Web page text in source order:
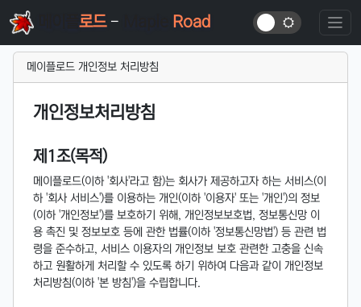
로드 - Road
메이플로드 개인정보 처리방침
개인정보처리방침
제1조(목적)
메이플로드(이하 '회사'라고 함)는 회사가 제공하고자 하는 서비스(이
하 '회사 서비스')를 이용하는 개인(이하 '이용자' 또는 '개인')의 정보
(이하 '개인정보')를 보호하기 위해, 개인정보보호법, 정보통신망 이
용 촉진 및 정보보호 등에 관한 법률(이하 '정보통신망법') 등 관련 법
령을 준수하고, 서비스 이용자의 개인정보 보호 관련한 고충을 신속
하고 원활하게 처리할 수 있도록 하기 위하여 다음과 같이 개인정보
처리방침(이하 '본 방침')을 수립합니다.